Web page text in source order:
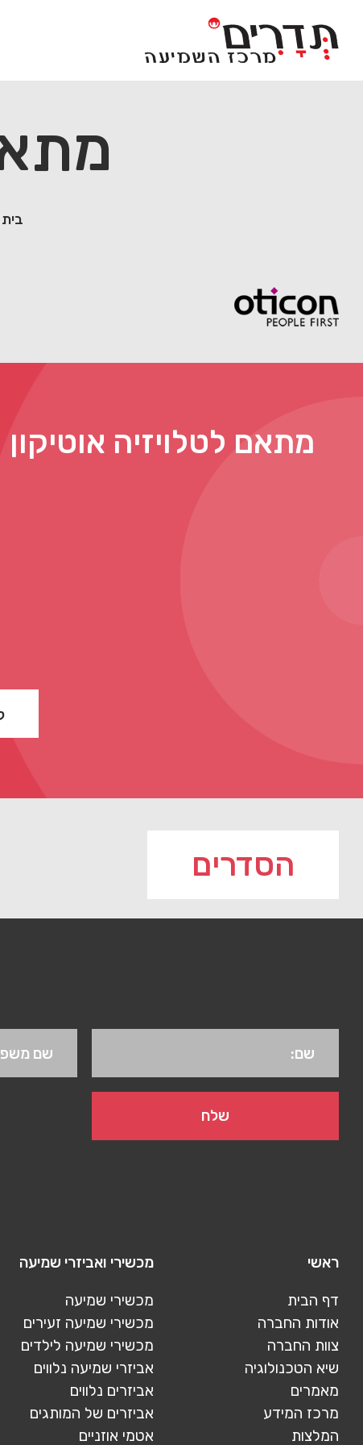
content
בית
מתאם לטלויזיה אוטיקון
הסדרים
ראשי
דף הבית
אודות החברה
צוות החברה
שיא הטכנולוגיה
מאמרים
מרכז המידע
המלצות
מכשירי ואביזרי שמיעה
מכשירי שמיעה
מכשירי שמיעה זעירים
מכשירי שמיעה לילדים
אביזרי שמיעה נלווים
אביזרים נלווים
אביזרים של המותגים
אטמי אוזניים